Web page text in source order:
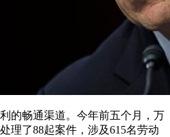
的畅通渠道。今年前五个月，万
理了88起案件，涉及615名劳动